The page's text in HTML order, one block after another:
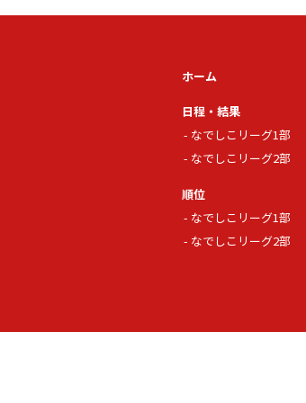
ホーム
日程・結果
なでしこリーグ1部
なでしこリーグ2部
順位
なでしこリーグ1部
なでしこリーグ2部